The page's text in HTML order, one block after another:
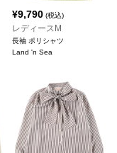
¥9,790 (税込)
レディースM
長袖 ポリシャツ
Land 'n Sea